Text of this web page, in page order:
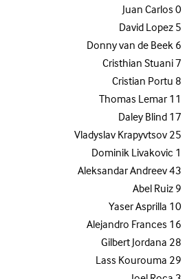
0
Juan Carlos
5
David Lopez
6
Donny van de Beek
7
Cristhian Stuani
8
Cristian Portu
11
Thomas Lemar
17
Daley Blind
25
Vladyslav Krapyvtsov
1
Dominik Livakovic
43
Aleksandar Andreev
9
Abel Ruiz
10
Yaser Asprilla
16
Alejandro Frances
28
Gilbert Jordana
29
Lass Kourouma